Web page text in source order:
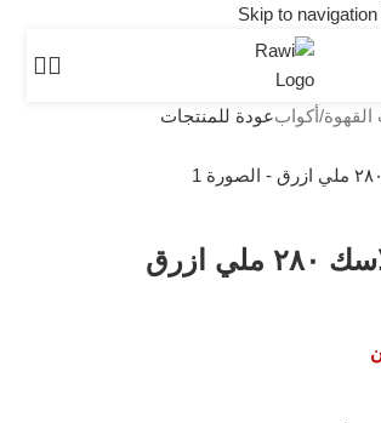
Skip to navigation
القهوة/أكوابعودة للمنتجات
ازرق